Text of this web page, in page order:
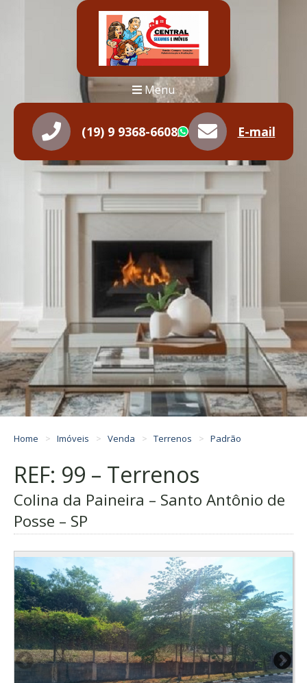
Menu
(19) 9 9368-6608 WhatsApp
E-mail
Home Imóveis Venda Terrenos Padrão
REF: 99 – Terrenos
Colina da Paineira – Santo Antônio de
Posse – SP